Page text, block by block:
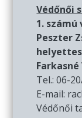
Védőnői
1.
Peszter
Tel.: 06-
E-mail:
Védőnői